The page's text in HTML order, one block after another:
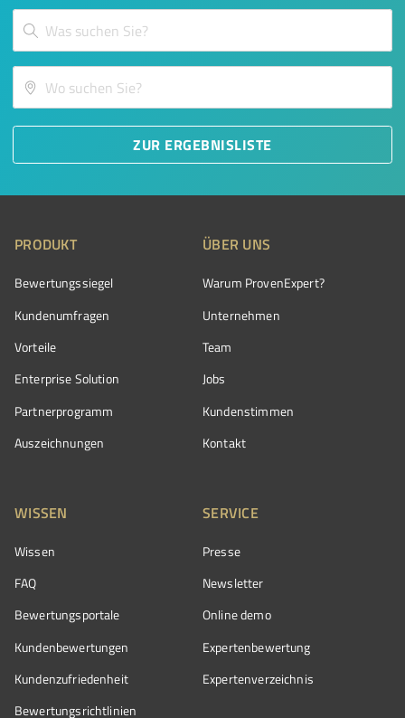
ZUR ERGEBNISLISTE
PRODUKT
Bewertungssiegel
Kundenumfragen
Vorteile
Enterprise Solution
Partnerprogramm
Auszeichnungen
ÜBER UNS
Warum ProvenExpert?
Unternehmen
Team
Jobs
Kundenstimmen
Kontakt
WISSEN
Wissen
FAQ
Bewertungsportale
Kundenbewertungen
Kundenzufriedenheit
Bewertungs­richtlinien
SERVICE
Presse
Newsletter
Online demo
Expertenbewertung
Expertenverzeichnis